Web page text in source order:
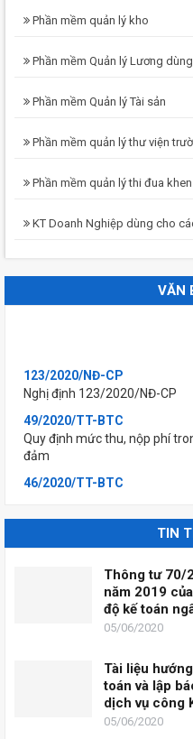
Phần mềm quản lý kho
Phần mềm Quản lý Lương
Phần mềm Quản lý Tài sản
Phần mềm quản lý thư viện
Phần mềm quản lý thi đua
KT Doanh Nghiệp dùng cho
VĂN
123/2020/NĐ-CP
Nghị định 123/2020/NĐ-CP
49/2020/TT-BTC
Quy định mức thu, nộp phí
đảm
46/2020/TT-BTC
Quy định mức thu, nộp phí, lệ
45/2020/TT-BTC
Quy định mức thu, nộp phí
44/2020/TT-BTC
Quy định mức thu, nộp phí
vụ hạn chế kinh doanh; hàng
kiện thuộc lĩnh vực thương
43/2020/TT-BTC
Quy định mức thu, nộp phí
kinh doanh để cấp giấy phép
nhập khẩu xuất bản phẩm
TIN
Thông tư 70/
năm 2019
độ kế toán
05/06/2020
Tài liệu
toán và lập
dịch vụ công
05/06/2020